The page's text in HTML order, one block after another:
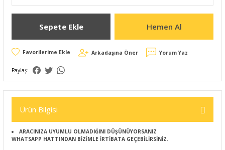
Sepete Ekle Hemen Al
Arkadaşına Öner Yorum Yaz
Paylaş:
Ürün Bilgisi
ARACINIZA UYUMLU OLMADIĞINI DÜŞÜNÜYORSANIZ
WHATSAPP HATTINDAN BİZİMLE İRTİBATA GEÇEBİLİRSİNİZ.